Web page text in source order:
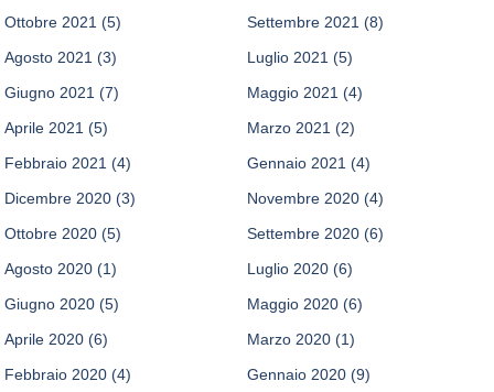
Ottobre 2021 (5) Settembre 2021 (8)
Agosto 2021 (3) Luglio 2021 (5)
Giugno 2021 (7) Maggio 2021 (4)
Aprile 2021 (5) Marzo 2021 (2)
Febbraio 2021 (4) Gennaio 2021 (4)
Dicembre 2020 (3) Novembre 2020 (4)
Ottobre 2020 (5) Settembre 2020 (6)
Agosto 2020 (1) Luglio 2020 (6)
Giugno 2020 (5) Maggio 2020 (6)
Aprile 2020 (6) Marzo 2020 (1)
Febbraio 2020 (4) Gennaio 2020 (9)